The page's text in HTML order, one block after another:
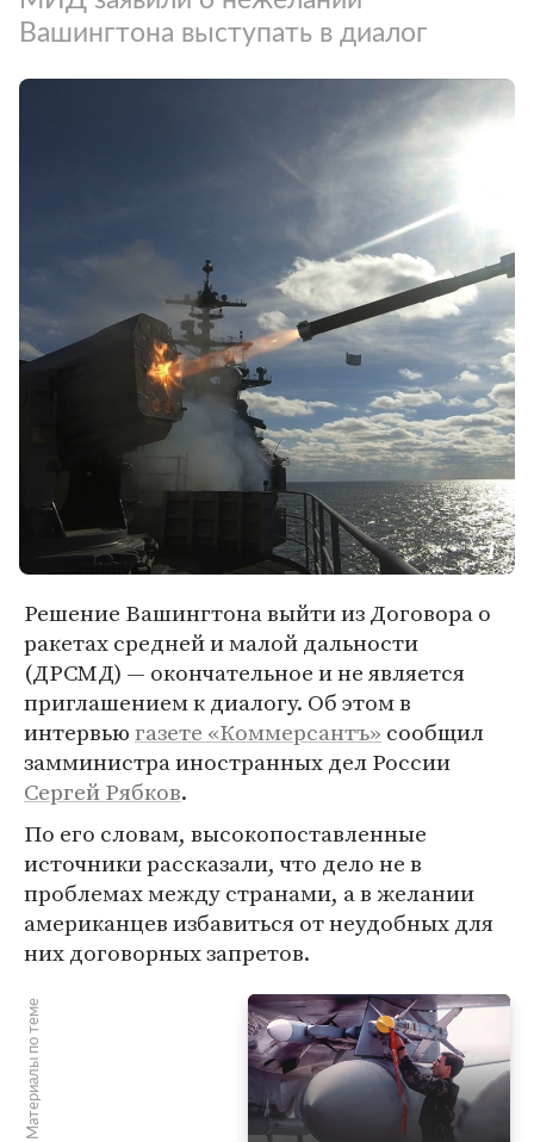
Вашингтона выступать в диалог
Решение Вашингтона выйти из Договора о
ракетах средней и малой дальности
(ДРСМД) — окончательное и не является
приглашением к диалогу. Об этом в
интервьюгазете «Коммерсантъ» сообщил
замминистра иностранных дел России
Сергей Рябков.
По его словам, высокопоставленные
источники рассказали, что дело не в
проблемах между странами, а в желании
американцев избавиться от неудобных для
них договорных запретов.
Материалы по теме